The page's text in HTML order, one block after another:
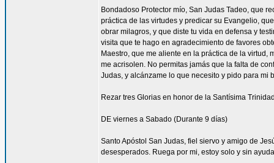
Bondadoso Protector mío, San Judas Tadeo, que
práctica de las virtudes y predicar su Evangelio,
obrar milagros, y que diste tu vida en defensa y
visita que te hago en agradecimiento de favores
Maestro, que me aliente en la práctica de la
me acrisolen. No permitas jamás que la falta de
Judas, y alcánzame lo que necesito y pido para mi
Rezar tres Glorias en honor de la Santísima
DE viernes a Sabado (Durante 9 días)
Santo Apóstol San Judas, fiel siervo y amigo de
desesperados. Ruega por mi, estoy solo y sin